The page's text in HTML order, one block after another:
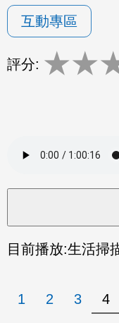
互動專區
評分: ★★
目前播放:生活掃
1 2 3 4